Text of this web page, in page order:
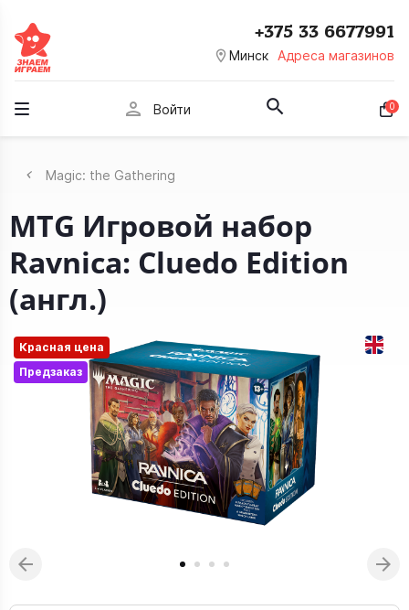
room Минск Адреса магазинов
+375 33 6677991
person Войти 0
Magic: the Gathering
MTG Игровой набор
Ravnica: Cluedo Edition
(англ.)
Красная цена
Предзаказ